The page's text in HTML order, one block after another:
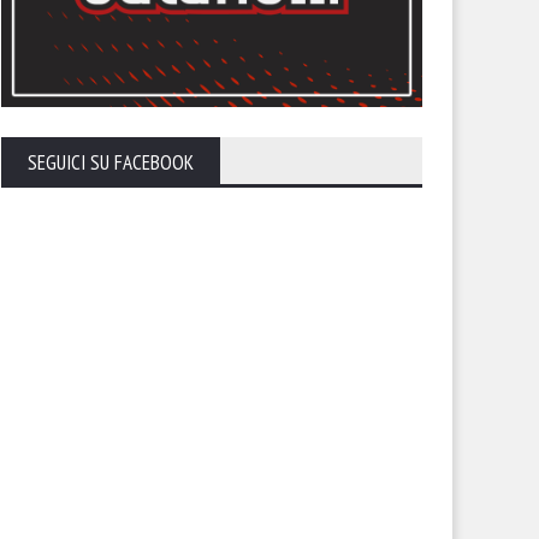
ai saluti
Banchieri: la panchina passa
SEGUICI SU FACEBOOK